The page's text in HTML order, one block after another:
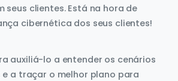
seus clientes. Está na hora de
cibernética dos seus clientes!
auxiliá-lo a entender os cenários
e a traçar o melhor plano para